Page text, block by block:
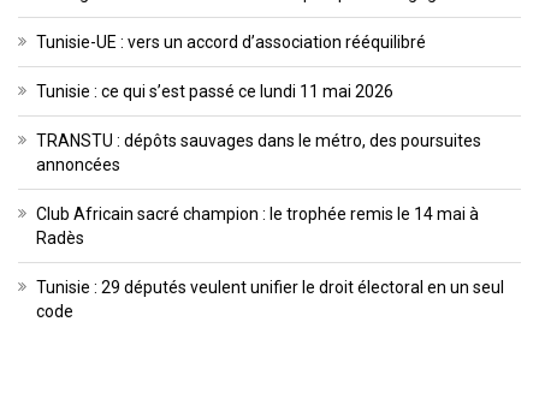
Tunisie-UE : vers un accord d’association rééquilibré
Tunisie : ce qui s’est passé ce lundi 11 mai 2026
TRANSTU : dépôts sauvages dans le métro, des poursuites
annoncées
Club Africain sacré champion : le trophée remis le 14 mai à
Radès
Tunisie : 29 députés veulent unifier le droit électoral en un seul
code